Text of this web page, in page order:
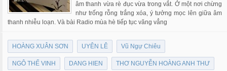
âm thanh vừa rè đục vừa trong vắt. Ở một nơi chừng
như trống rỗng trắng xóa, ý tưởng mọc lên giữa âm
thanh nhiễu loạn. Và bài Radio mùa hè tiếp tục văng vẳng
HOÀNG XUÂN SƠN UYÊN LÊ Vũ Ngự Chiêu
NGÔ THẾ VINH DANG HIEN THƠ NGUYỄN HOÀNG ANH THƯ